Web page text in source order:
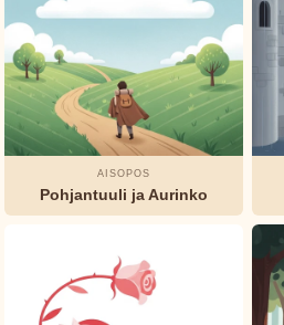
AISOPOS
Pohjantuuli ja Aurinko